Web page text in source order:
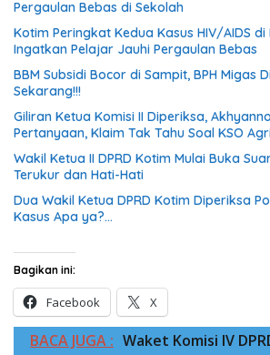
Pergaulan Bebas di Sekolah
Kotim Peringkat Kedua Kasus HIV/AIDS di
Ingatkan Pelajar Jauhi Pergaulan Bebas
BBM Subsidi Bocor di Sampit, BPH Migas
Sekarang!!!
Giliran Ketua Komisi II Diperiksa,
Pertanyaan, Klaim Tak Tahu Soal KSO
Wakil Ketua II DPRD Kotim Mulai Buka
Terukur dan Hati-Hati
Dua Wakil Ketua DPRD Kotim Diperiksa
Kasus Apa ya?…
Bagikan ini:
Facebook X
BACA JUGA : Waket Komisi IV